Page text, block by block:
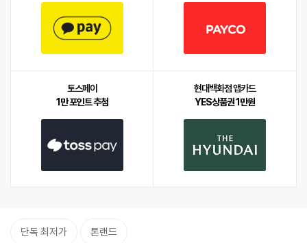
토스페이
1만 포인트 추첨
현대백화점 앱카드
YES상품권 1만원
단독 최저가 톤랜드